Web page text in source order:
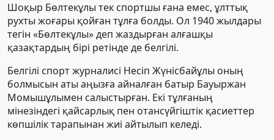
Шоқыр Бөлтекұлы тек спортшы ғана емес, ұлттық
рухты жоғары қойған тұлға болды. Ол 1940 жылдары
тегін «Бөлтекұлы» деп жаздырған алғашқы
қазақтардың бірі ретінде де белгілі.
Белгілі спорт журналисі Несіп Жүнісбайұлы оның
болмысын аты аңызға айналған батыр Бауыржан
Момышұлымен салыстырған. Екі тұлғаның
мінезіндегі қайсарлық пен отансүйгіштік қасиеттер
көпшілік тарапынан жиі айтылып келеді.